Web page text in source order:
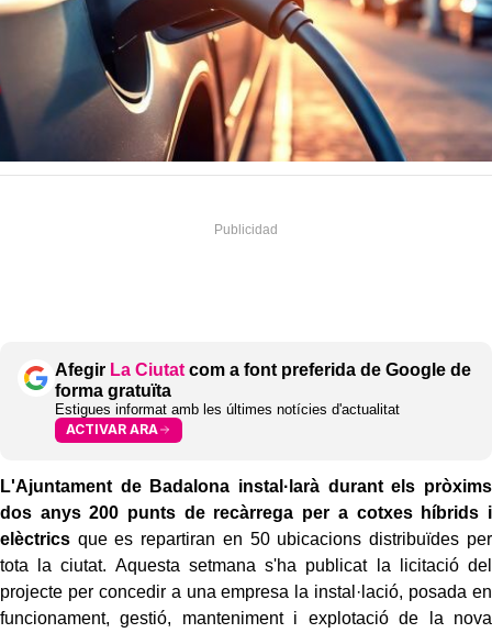
Afegir La Ciutat com a font preferida de Google de
forma gratuïta
Estigues informat amb les últimes notícies d'actualitat
ACTIVAR ARA
L'Ajuntament de Badalona instal·larà durant els pròxims
dos anys 200 punts de recàrrega per a cotxes híbrids i
elèctrics que es repartiran en 50 ubicacions distribuïdes per
tota la ciutat. Aquesta setmana s'ha publicat la licitació del
projecte per concedir a una empresa la instal·lació, posada en
funcionament, gestió, manteniment i explotació de la nova